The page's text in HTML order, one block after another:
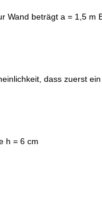
Wand beträgt a = 1,5 m
dass zuerst
h = 6 cm